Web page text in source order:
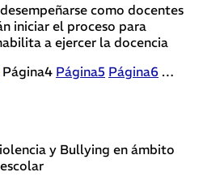
como docentes
iniciar el proceso para
a ejercer la docencia
Página4 Página5 Página6 …
y Bullying en ámbito
escolar